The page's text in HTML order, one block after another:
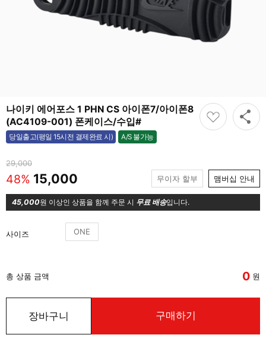
나이키 에어포스 1 PHN CS 아이폰7/아이폰8
(AC4109-001) 폰케이스/수입#
당일출고(평일 15시전 결제완료 시) A/S 불가능
불가능
29,000
48% 15,000 무이자 할부 맴버십 안내
45,000원 이상인 상품을 함께 주문 시 무료 배송입니다.
사이즈 ONE
총 상품 금액 0 원
장바구니 구매하기